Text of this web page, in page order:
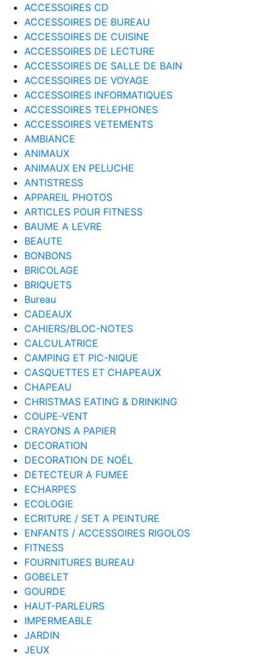
ACCESSOIRES CD
ACCESSOIRES DE BUREAU
ACCESSOIRES DE CUISINE
ACCESSOIRES DE LECTURE
ACCESSOIRES DE SALLE DE BAIN
ACCESSOIRES DE VOYAGE
ACCESSOIRES INFORMATIQUES
ACCESSOIRES TELEPHONES
ACCESSOIRES VETEMENTS
AMBIANCE
ANIMAUX
ANIMAUX EN PELUCHE
ANTISTRESS
APPAREIL PHOTOS
ARTICLES POUR FITNESS
BAUME A LEVRE
BEAUTE
BONBONS
BRICOLAGE
BRIQUETS
Bureau
CADEAUX
CAHIERS/BLOC-NOTES
CALCULATRICE
CAMPING ET PIC-NIQUE
CASQUETTES ET CHAPEAUX
CHAPEAU
CHRISTMAS EATING & DRINKING
COUPE-VENT
CRAYONS A PAPIER
DECORATION
DECORATION DE NOËL
DETECTEUR A FUMEE
ECHARPES
ECOLOGIE
ECRITURE / SET A PEINTURE
ENFANTS / ACCESSOIRES RIGOLOS
FITNESS
FOURNITURES BUREAU
GOBELET
GOURDE
HAUT-PARLEURS
IMPERMEABLE
JARDIN
JEUX